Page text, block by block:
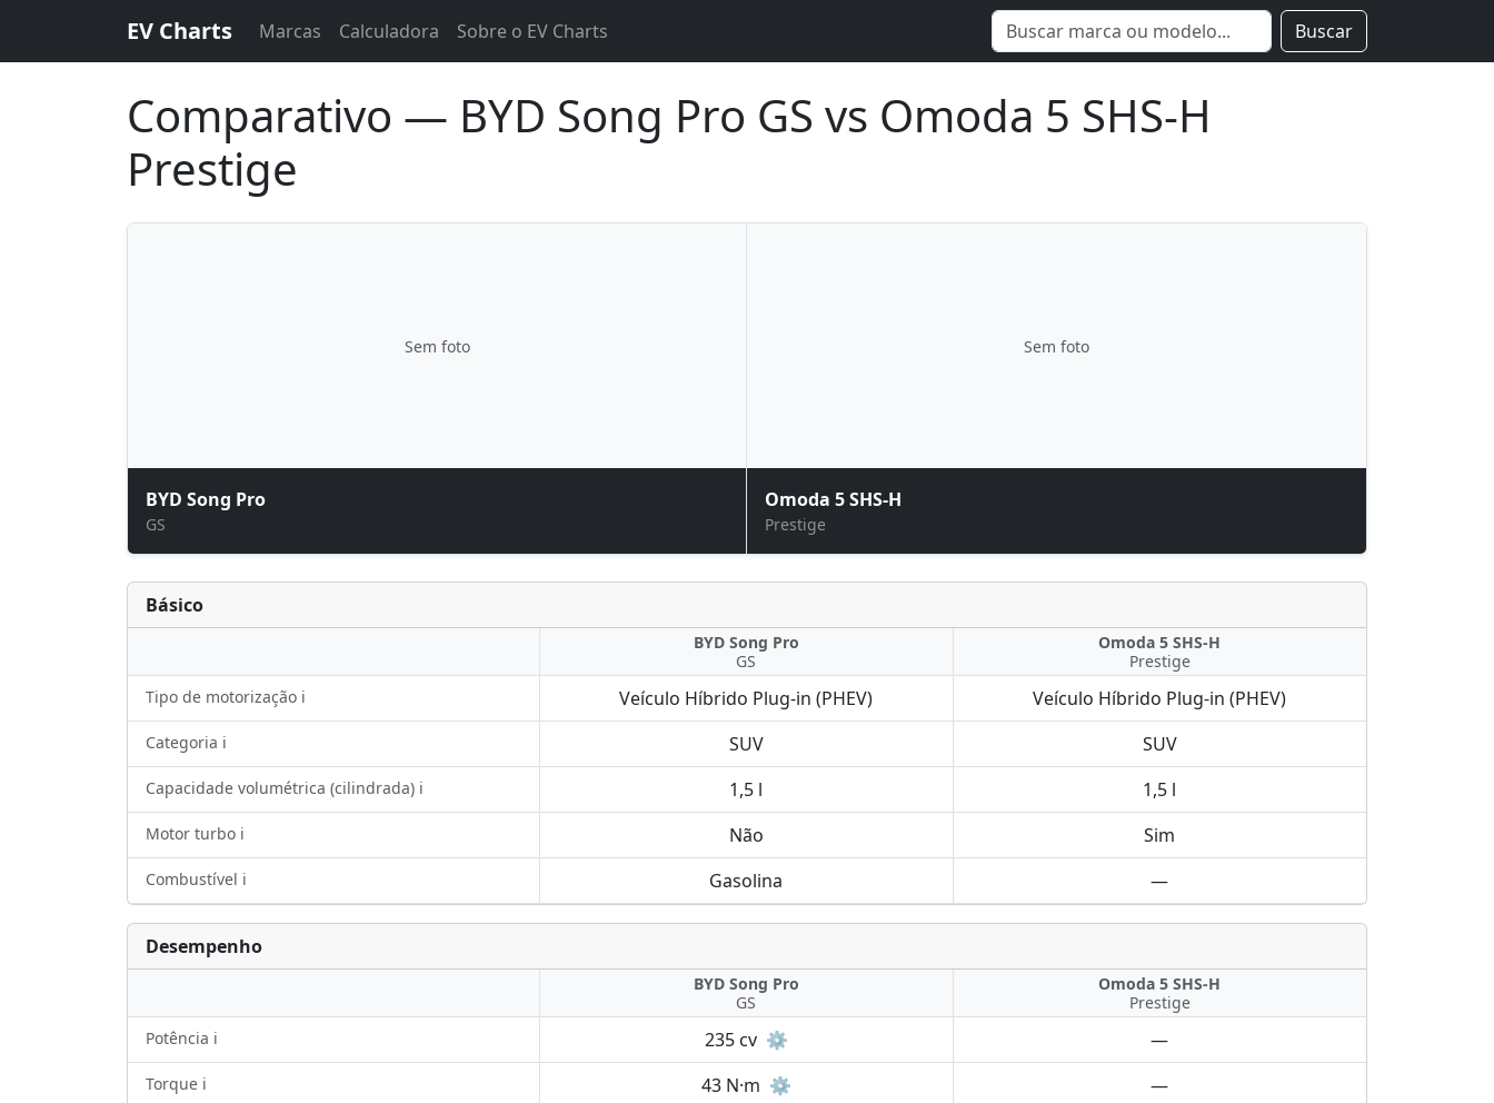
EV Charts Marcas Calculadora Sobre o EV Charts Buscar
Comparativo — BYD Song Pro GS vs Omoda 5 SHS-H
Prestige
Sem foto
BYD Song Pro
GS
Sem foto
Omoda 5 SHS-H
Prestige
Básico
BYD Song Pro
GS
Omoda 5 SHS-H
Prestige
Tipo de motorização ℹ️
Veículo Híbrido Plug-in (PHEV) Veículo Híbrido Plug-in (PHEV)
Categoria ℹ️ SUV SUV
Capacidade volumétrica (cilindrada) ℹ️ 1,5 l 1,5 l
Motor turbo ℹ️ Não Sim
Combustível ℹ️ Gasolina —
Desempenho
BYD Song Pro
GS
Omoda 5 SHS-H
Prestige
Potência ℹ️
235 cv ⚙️ —
Torque ℹ️ 43 N·m ⚙️ —